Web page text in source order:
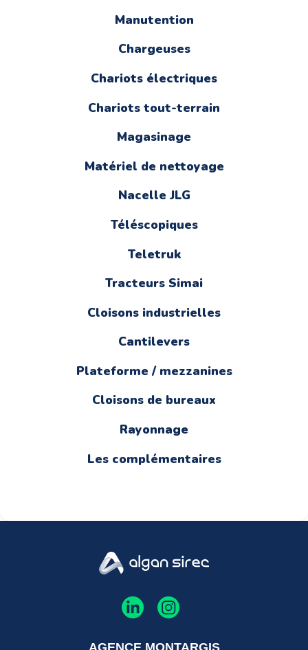
Manutention
Chargeuses
Chariots électriques
Chariots tout-terrain
Magasinage
Matériel de nettoyage
Nacelle JLG
Téléscopiques
Teletruk
Tracteurs Simai
Cloisons industrielles
Cantilevers
Plateforme / mezzanines
Cloisons de bureaux
Rayonnage
Les complémentaires